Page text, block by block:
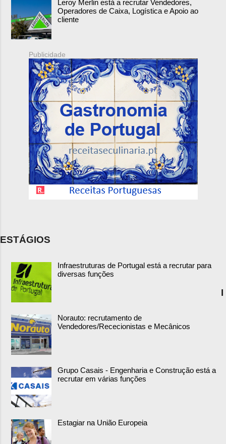
Leroy Merlin está a recrutar Vendedores,
Operadores de Caixa, Logística e Apoio ao
cliente
Publicidade
ESTÁGIOS
Infraestruturas de Portugal está a recrutar para
diversas funções
Norauto: recrutamento de
Vendedores/Rececionistas e Mecânicos
Grupo Casais - Engenharia e Construção está a
recrutar em várias funções
Estagiar na União Europeia
I